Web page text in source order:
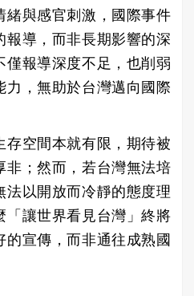
緒與感官刺激，國際事件
報導，而非長期影響的深
僅報導深度不足，也削弱
力，無助於台灣邁向國際
存空間本就有限，期待被
非；然而，若台灣無法培
法以開放而冷靜的態度理
「讓世界看見台灣」終將
宣傳，而非通往成熟國